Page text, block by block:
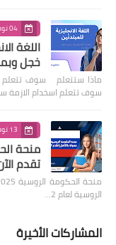
04 نوفمبر 2024
اللغة
خجل
ماذا ستتعلم سوف تتعلم
سوف تتعلم اسخدام
13 نوفمبر 2024
تقدم
الروسية لعام 2…
المشاركات الأخيرة